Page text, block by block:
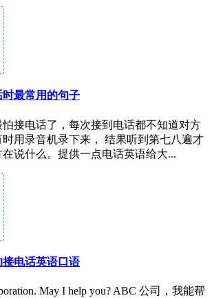
最常用的句子
接电话了，每次接到电话都不知道对方
用录音机录下来， 结果听到第七八遍才
说什么。提供一点电话英语给大...
电话英语口语
May I help you? ABC 公司，我能帮